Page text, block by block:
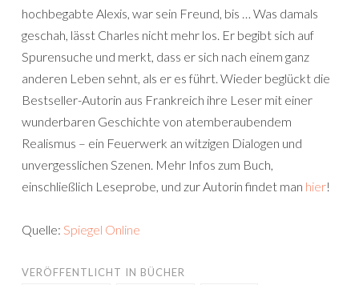
hochbegabte Alexis, war sein Freund, bis … Was damals
geschah, lässt Charles nicht mehr los. Er begibt sich auf
Spurensuche und merkt, dass er sich nach einem ganz
anderen Leben sehnt, als er es führt. Wieder beglückt die
Bestseller-Autorin aus Frankreich ihre Leser mit einer
wunderbaren Geschichte von atemberaubendem
Realismus – ein Feuerwerk an witzigen Dialogen und
unvergesslichen Szenen. Mehr Infos zum Buch,
einschließlich Leseprobe, und zur Autorin findet man hier!
Quelle: Spiegel Online
VERÖFFENTLICHT IN BÜCHER